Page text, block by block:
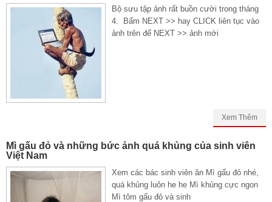
Bộ sưu tập ảnh rất buồn cười trong tháng
4. Bấm NEXT >> hay CLICK liên tục vào
ảnh trên để NEXT >> ảnh mới
Xem Thêm
Mì gấu đỏ và những bức ảnh quá khủng của sinh viên
Việt Nam
Xem các bác sinh viên ăn Mì gấu đỏ nhé,
quá khủng luôn he he Mì khủng cực ngon
Mì tôm gấu đỏ và sinh